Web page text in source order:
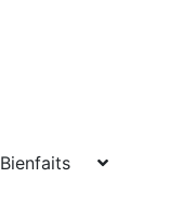
Bienfaits